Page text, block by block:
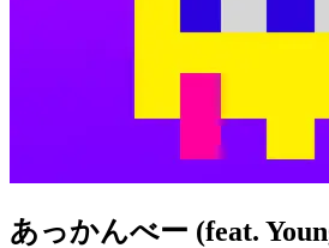
あっかんべー (feat.